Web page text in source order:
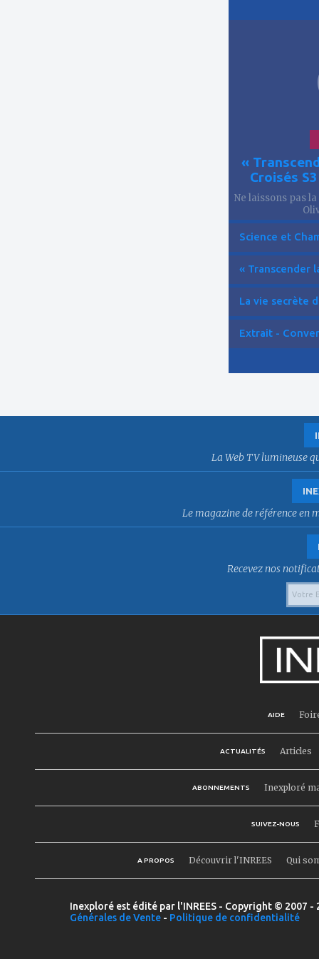
«
Croisés
Ne laissons pas
Science et
« Transcender
La vie secrète
Extrait -
La Web TV lumineuse
Le magazine de référence en
Recevez nos
AIDE
ACTUALITÉS Articles
ABONNEMENTS Inexploré
SUIVEZ-NOUS
A PROPOS Découvrir l'INREES Qui
Inexploré est édité par l'INREES - Copyright © 2007
Générales de Vente - Politique de confidentialité